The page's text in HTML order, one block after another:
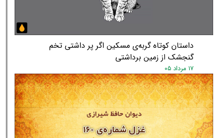
داستان کوتاه گربه‌ی مسکین اگر پر داشتی تخم
گنجشک از زمین برداشتی
۱۷ مرداد ۰۵